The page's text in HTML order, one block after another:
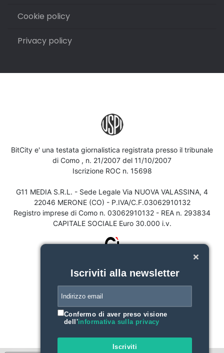
Cookie policy
Privacy policy
BitCity e' una testata giornalistica registrata presso il tribunale
di Como , n. 21/2007 del 11/10/2007
Iscrizione ROC n. 15698
G11 MEDIA S.R.L. - Sede Legale Via NUOVA VALASSINA, 4
22046 MERONE (CO) - P.IVA/C.F.03062910132
Registro imprese di Como n. 03062910132 - REA n. 293834
CAPITALE SOCIALE Euro 30.000 i.v.
Iscriviti alla newsletter
Confermo di aver preso visione
dell'informativa sulla privacy
Iscriviti